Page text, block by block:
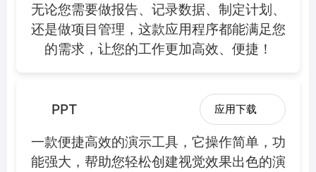
无论您需要做报告、记录数据、制定计划、
还是做项目管理，这款应用程序都能满足您
的需求，让您的工作更加高效、便捷！
PPT 应用下载
一款便捷高效的演示工具，它操作简单，功
能强大，帮助您轻松创建视觉效果出色的演